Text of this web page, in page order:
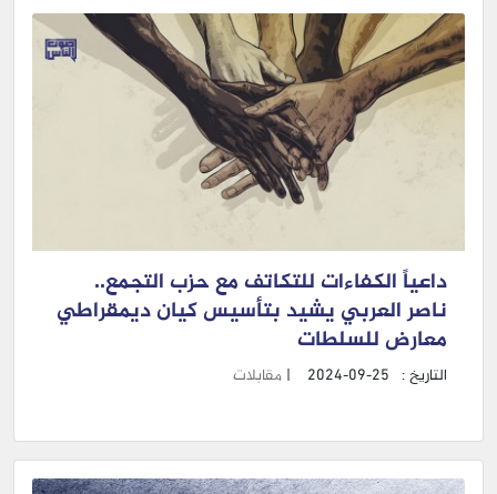
داعياً الكفاءات للتكاتف مع حزب التجمع..
ناصر العربي يشيد بتأسيس كيان ديمقراطي
معارض للسلطات
التاريخ : 2024-09-25
| مقابلات